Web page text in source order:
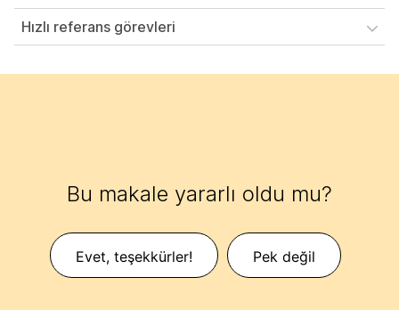
Hızlı referans görevleri
Bu makale yararlı oldu mu?
Evet, teşekkürler! Pek değil